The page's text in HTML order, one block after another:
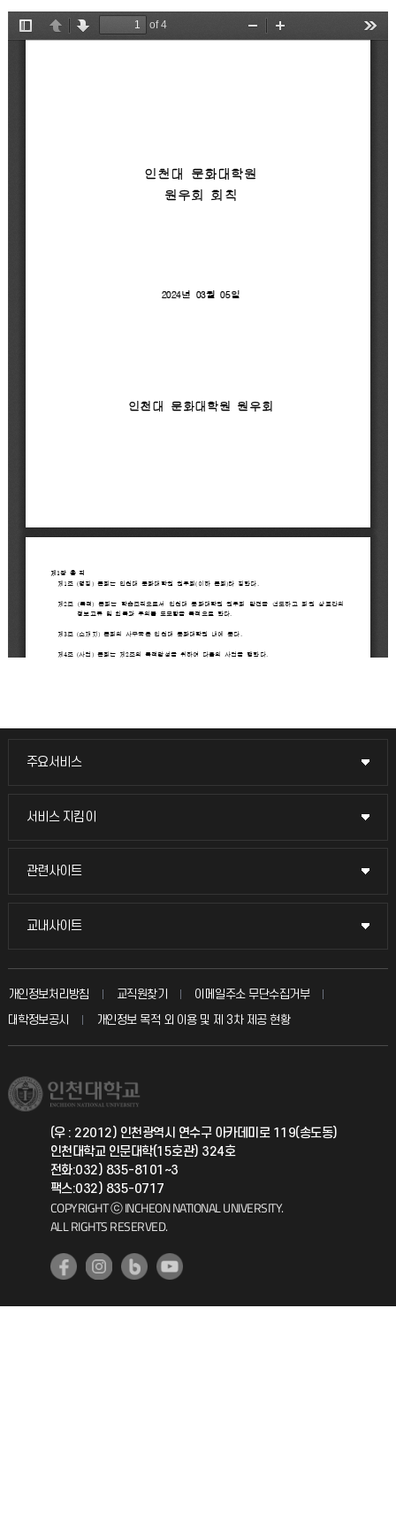
주요서비스
주요서비스
교무회의방송
입학안내
취업정보(학생)
서비스 지킴이
서비스 지킴이
묻고 답하기
칭찬마당
학생서비스 지킴이
관련사이트
관련사이트
국방헬프콜
총동문회
교내사이트
교내사이트
교수회
교육혁신본부
국제지원과
공자아카데미
기초교육원
개인정보처리방침 교직원찾기
이메일주소 무단수집거부
대학정보공시
개인정보 목적 외 이용 및 제 3차 제공 현황
(우 : 22012) 인천광역시 연수구 아카데미로 119(송도동)
인천대학교 인문대학(15호관) 324호
전화:032) 835-8101~3
팩스:032) 835-0717
COPYRIGHT ⓒ INCHEON NATIONAL UNIVERSITY.
ALL RIGHTS RESERVED.